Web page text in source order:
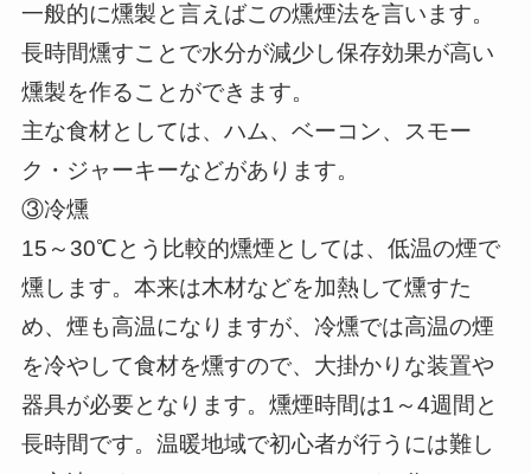
一般的に燻製と言えばこの燻煙法を言います。
長時間燻すことで水分が減少し保存効果が高い
燻製を作ることができます。
主な食材としては、ハム、ベーコン、スモー
ク・ジャーキーなどがあります。
③冷燻
15～30℃とう比較的燻煙としては、低温の煙で
燻します。本来は木材などを加熱して燻すた
め、煙も高温になりますが、冷燻では高温の煙
を冷やして食材を燻すので、大掛かりな装置や
器具が必要となります。燻煙時間は1～4週間と
長時間です。温暖地域で初心者が行うには難し